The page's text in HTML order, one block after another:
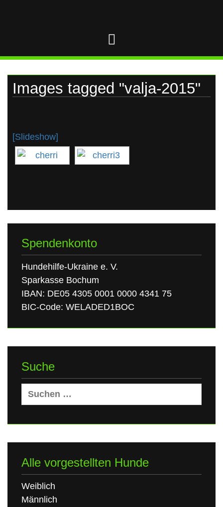
Images tagged "valja-2015"
[Slideshow]
Spendenkonto
Hundehilfe-Ukraine e. V.
Sparkasse Bochum
IBAN: DE05 4305 0001 0000 4341 75
BIC-Code: WELADED1BOC
Suche
Suchen
nach:
Alle vorgestellten Hunde
Weiblich
Männlich